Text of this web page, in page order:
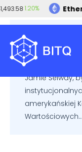
2025-06-14
Nowe twarze w
wpłyną na
Jamie Selway,
amerykańskiej
Wartościowych...
1.20%